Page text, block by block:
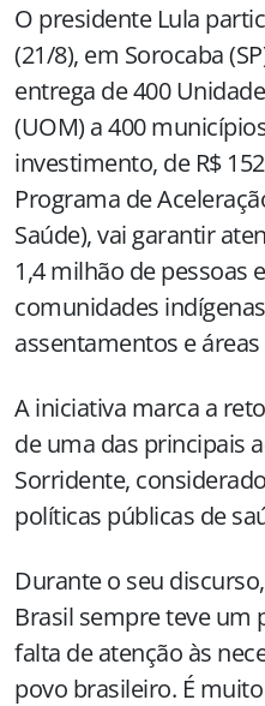
O presidente Lula
(21/8), em Sorocaba
entrega de 400
(UOM) a 400
investimento, de R$
Programa de
Saúde), vai garantir
1,4 milhão de pessoas
comunidades
assentamentos e
A iniciativa marca a
de uma das principais
Sorridente,
políticas públicas de
Durante o seu
Brasil sempre teve um
falta de atenção às
povo brasileiro. É